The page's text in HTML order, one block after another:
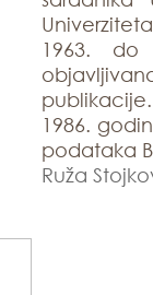
1963.
1986.
podataka
Ruža